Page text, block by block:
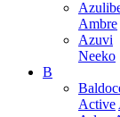
Ambre
Azuvi
Neeko
B
Active